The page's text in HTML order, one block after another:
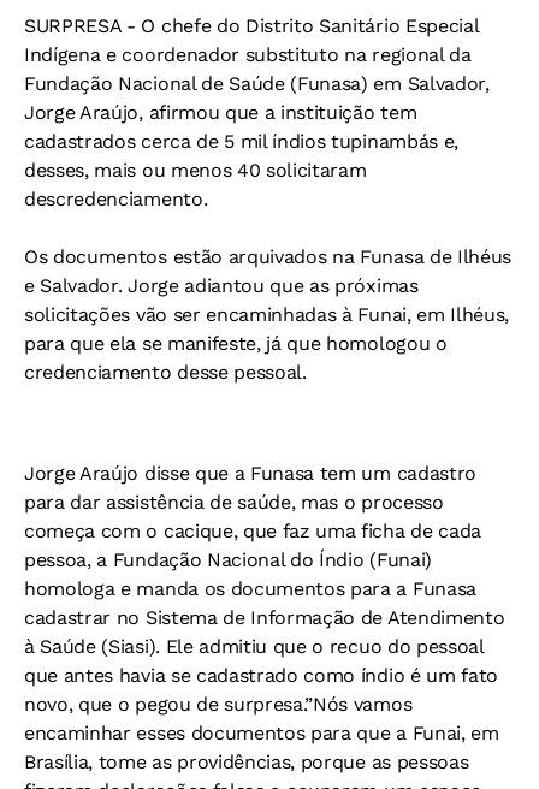
SURPRESA - O chefe do Distrito Sanitário Especial
Indígena e coordenador substituto na regional da
Fundação Nacional de Saúde (Funasa) em Salvador,
Jorge Araújo, afirmou que a instituição tem
cadastrados cerca de 5 mil índios tupinambás e,
desses, mais ou menos 40 solicitaram
descredenciamento.
Os documentos estão arquivados na Funasa de Ilhéus
e Salvador. Jorge adiantou que as próximas
solicitações vão ser encaminhadas à Funai, em Ilhéus,
para que ela se manifeste, já que homologou o
credenciamento desse pessoal.
Jorge Araújo disse que a Funasa tem um cadastro
para dar assistência de saúde, mas o processo
começa com o cacique, que faz uma ficha de cada
pessoa, a Fundação Nacional do Índio (Funai)
homologa e manda os documentos para a Funasa
cadastrar no Sistema de Informação de Atendimento
à Saúde (Siasi). Ele admitiu que o recuo do pessoal
que antes havia se cadastrado como índio é um fato
novo, que o pegou de surpresa.”Nós vamos
encaminhar esses documentos para que a Funai, em
Brasília, tome as providências, porque as pessoas